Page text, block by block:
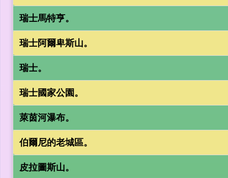
瑞士馬特亨。
瑞士阿爾卑斯山。
瑞士。
瑞士國家公園。
萊茵河瀑布。
伯爾尼的老城區。
皮拉圖斯山。